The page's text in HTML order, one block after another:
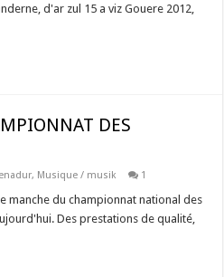
d'ar zul 15 a viz Gouere 2012,
DES
, Musique / musik 1
manche du championnat national des
Des prestations de qualité,